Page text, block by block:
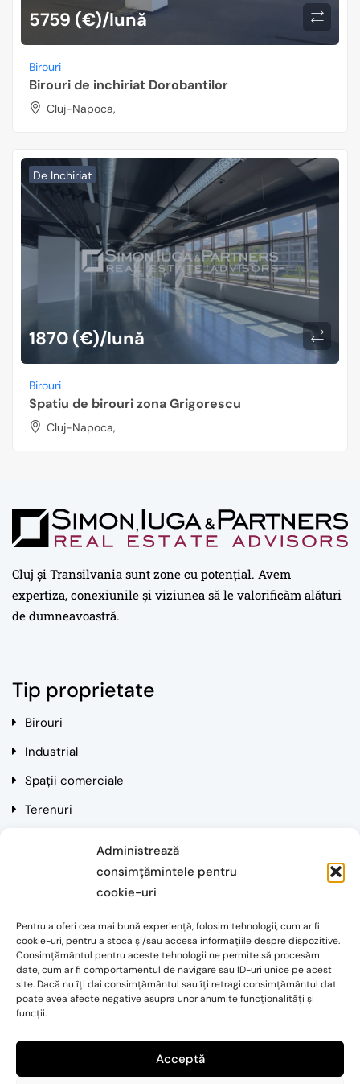
Administrează
consimțămintele pentru
cookie-uri
Pentru a oferi cea mai bună experiență, folosim tehnologii, cum ar fi
cookie-uri, pentru a stoca și/sau accesa informațiile despre dispozitive.
Consimțământul pentru aceste tehnologii ne permite să procesăm
date, cum ar fi comportamentul de navigare sau ID-uri unice pe acest
site. Dacă nu îți dai consimțământul sau îți retragi consimțământul dat
poate avea afecte negative asupra unor anumite funcționalități și
funcții.
Acceptă
5759 (€)/lună
Birouri
Birouri de inchiriat Dorobantilor
Cluj-Napoca,
De Inchiriat
1870 (€)/lună
Birouri
Spatiu de birouri zona Grigorescu
Cluj-Napoca,
Cluj și Transilvania sunt zone cu potențial. Avem
expertiza, conexiunile și viziunea să le valorificăm alături
de dumneavoastră.
Tip proprietate
Birouri
Industrial
Spații comerciale
Terenuri
Cluj-Napoca, Str. Mihai Eminescu, Nr. 3, Et. 3
Email: alin.mantoiu@simonpartners.ro
Telefon: 0720 041 204